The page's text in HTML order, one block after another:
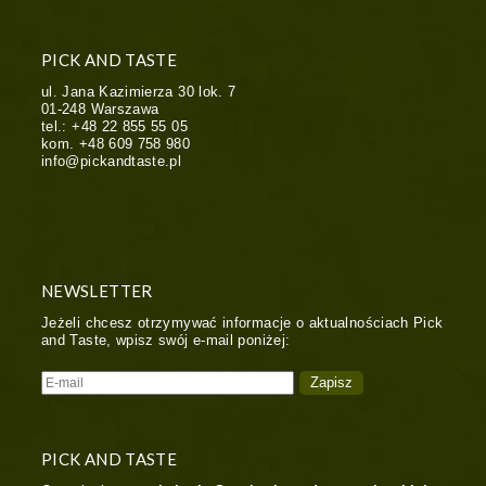
PICK AND TASTE
ul. Jana Kazimierza 30 lok. 7
01-248 Warszawa
tel.:+48 22 855 55 05
kom. +48 609 758 980
info@pickandtaste.pl
NEWSLETTER
Jeżeli chcesz otrzymywać informacje o aktualnościach Pick
and Taste, wpisz swój e-mail poniżej:
PICK AND TASTE